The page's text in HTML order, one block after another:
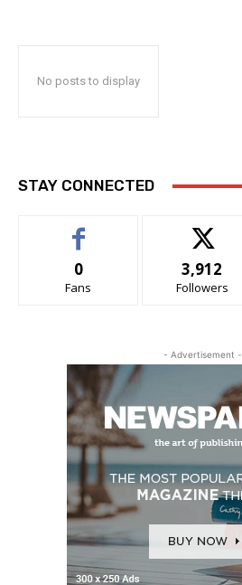
No posts to display
STAY CONNECTED
0
Fans
3,912
Followers
- Advertisement -